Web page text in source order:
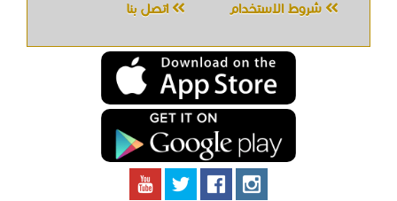
شروط الاستخدام
اتصل بنا